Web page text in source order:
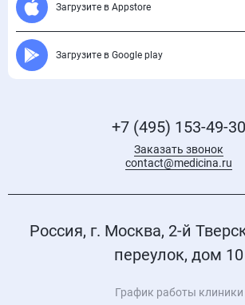
Загрузите в Appstore
Загрузите в Google play
+7 (495) 153-49-30
Заказать звонок
contact@medicina.ru
Россия, г. Москва, 2-й
переулок, дом 10
График работы клиники